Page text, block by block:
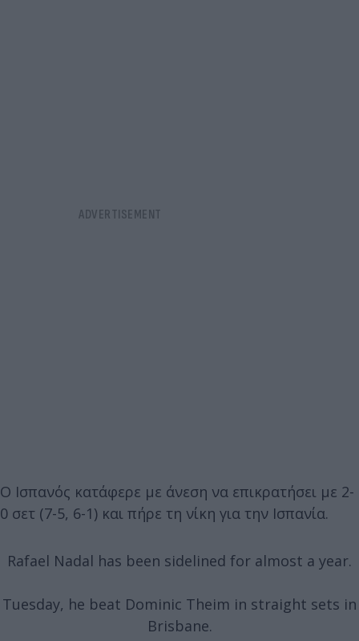
Ο Ισπανός κατάφερε με άνεση να επικρατήσει με 2-
0 σετ (7-5, 6-1) και πήρε τη νίκη για την Ισπανία.
Rafael Nadal has been sidelined for almost a year.
Tuesday, he beat Dominic Theim in straight sets in
Brisbane.